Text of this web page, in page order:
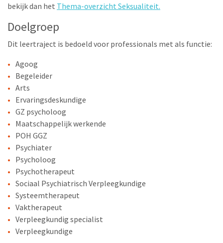
bekijk dan het Thema-overzicht Seksualiteit.
Doelgroep
Dit leertraject is bedoeld voor professionals met als functie:
Agoog
Begeleider
Arts
Ervaringsdeskundige
GZ psycholoog
Maatschappelijk werkende
POH GGZ
Psychiater
Psycholoog
Psychotherapeut
Sociaal Psychiatrisch Verpleegkundige
Systeemtherapeut
Vaktherapeut
Verpleegkundig specialist
Verpleegkundige